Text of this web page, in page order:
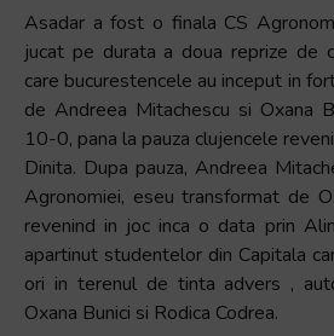
Asadar a fost o finala CS
jucat pe durata a doua reprize de
care bucurestencele au inceput in
de Andreea Mitachescu si Oxana
10-0, pana la pauza clujencele
Dinita. Dupa pauza, Andreea
Agronomiei, eseu transformat de
revenind in joc inca o data prin
apartinut studentelor din Capitala
ori in terenul de tinta advers ,
Oxana Bunici si Rodica Codrea.